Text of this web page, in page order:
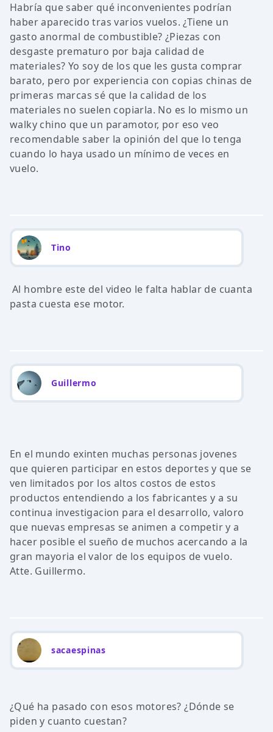
Habría que saber qué inconvenientes podrían
haber aparecido tras varios vuelos. ¿Tiene un
gasto anormal de combustible? ¿Piezas con
desgaste prematuro por baja calidad de
materiales? Yo soy de los que les gusta comprar
barato, pero por experiencia con copias chinas de
primeras marcas sé que la calidad de los
materiales no suelen copiarla. No es lo mismo un
walky chino que un paramotor, por eso veo
recomendable saber la opinión del que lo tenga
cuando lo haya usado un mínimo de veces en
vuelo.
Tino
Al hombre este del video le falta hablar de cuanta
pasta cuesta ese motor.
Guillermo
En el mundo exinten muchas personas jovenes
que quieren participar en estos deportes y que se
ven limitados por los altos costos de estos
productos entendiendo a los fabricantes y a su
continua investigacion para el desarrollo, valoro
que nuevas empresas se animen a competir y a
hacer posible el sueño de muchos acercando a la
gran mayoria el valor de los equipos de vuelo.
Atte. Guillermo.
sacaespinas
¿Qué ha pasado con esos motores? ¿Dónde se
piden y cuanto cuestan?